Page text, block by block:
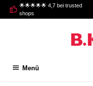
springen
🌟🌟🌟🌟🌟 4,7 bei trusted
shops
Menü